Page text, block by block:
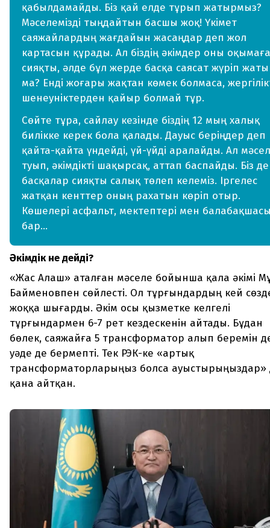
қабылдамайды. Біз қай елде тұрып жатырмыз?
Мәселемізді тыңдайтын басшы жоқ! Үкімет
саяжайлардың жағдайын жасаңдар деп жол
картасын құрады. Ал біздің әкімдер оны
сияқты, әлде бұл жерде басқа саясат жүріп
ма? Енді жоғары жақтан көмек болмаса,
шенеуніктерден қайыр болмай тұр.
Сөйте тұра, сайлау кезінде біздің 12 мың халық
билікке керек бола қалады. Дауыс беріңдер деп
қайта-қайта үндейді, үй-үйді аралайды. Ал
туып, әкімдікті шақырсақ, аттап баспайды. Біз де
басқалар сияқты салық төлеп келеміз. Іргелес
жатқан кенттер оның рахатын көріп отыр.
Көшелері асфальт, мектептері мен
бар...
Әкімдік не дейді?
«Жас Алаш» аталған мәселе бойынша қала әкімі
Байменовпен сөйлесті. Ол тұрғындардың кей
жоққа шығарды. Әкім осы қызметке келгелі
тұрғындармен 6-7 рет кездескенін айтады. Бұдан
бөлек, саяжайға 5 трансформатор алып беремін
уәде де бермепті. Тек РЭК-ке «артық
трансформаторларыңыз болса ауыстырыңыздар»
қана айтқан.